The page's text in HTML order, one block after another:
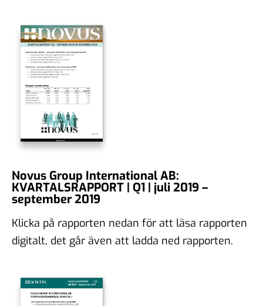
Novus Group International AB:
KVARTALSRAPPORT | Q1 | juli 2019 –
september 2019
Klicka på rapporten nedan för att läsa rapporten
digitalt, det går även att ladda ned rapporten.